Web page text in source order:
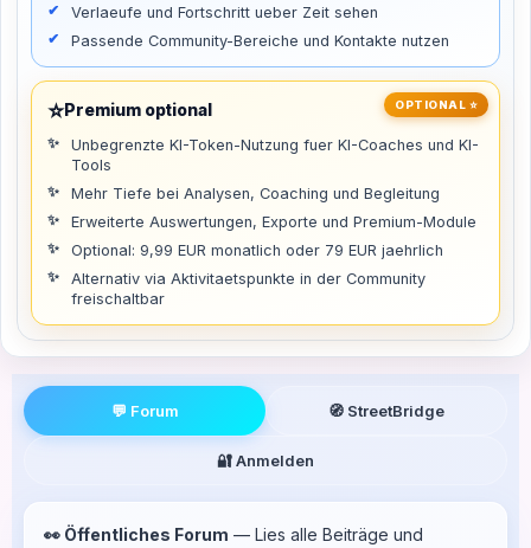
Verlaeufe und Fortschritt ueber Zeit sehen
Passende Community-Bereiche und Kontakte nutzen
OPTIONAL ⭐
⭐Premium optional
Unbegrenzte KI-Token-Nutzung fuer KI-Coaches und KI-
Tools
Mehr Tiefe bei Analysen, Coaching und Begleitung
Erweiterte Auswertungen, Exporte und Premium-Module
Optional: 9,99 EUR monatlich oder 79 EUR jaehrlich
Alternativ via Aktivitaetspunkte in der Community
freischaltbar
💬 Forum 🧭 StreetBridge
🔐 Anmelden
👀 Öffentliches Forum — Lies alle Beiträge und